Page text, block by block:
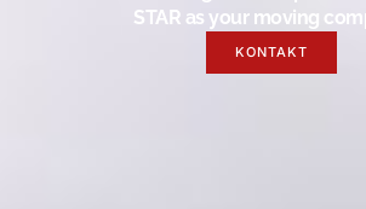
STAR as your moving
KONTAKT